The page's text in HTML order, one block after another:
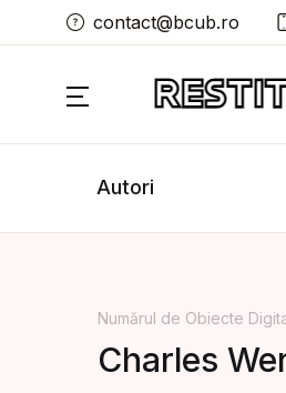
contact@bcub.ro
Autori
Numărul de Obiecte
Charles